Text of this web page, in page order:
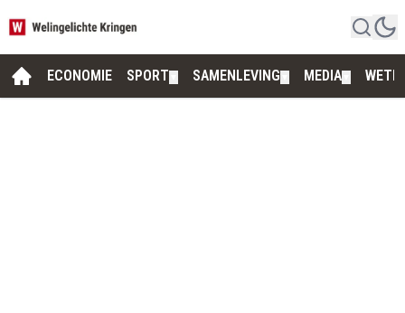
ECONOMIE SPORT SAMENLEVING MEDIA